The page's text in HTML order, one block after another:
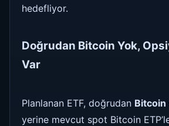
hedefliyor.
Doğrudan Bitcoin Yok,
Var
Planlanan ETF, doğrudan Bitcoin
yerine mevcut spot Bitcoin